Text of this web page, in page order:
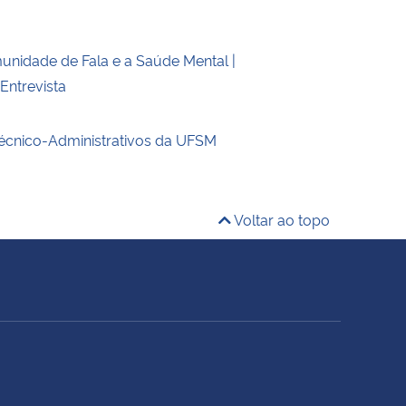
de Fala e a Saúde Mental |
Administrativos da UFSM
Voltar ao topo